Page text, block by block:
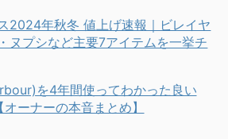
2024年秋冬 値上げ速報｜ビレイヤ
ヌプシなど主要7アイテムを一挙チ
を4年間使ってわかった良い
ーナーの本音まとめ】